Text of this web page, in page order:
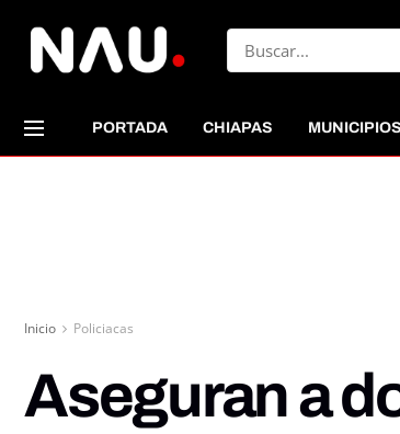
PORTADA CHIAPAS MUNICIPIOS
Inicio Policiacas
Aseguran a